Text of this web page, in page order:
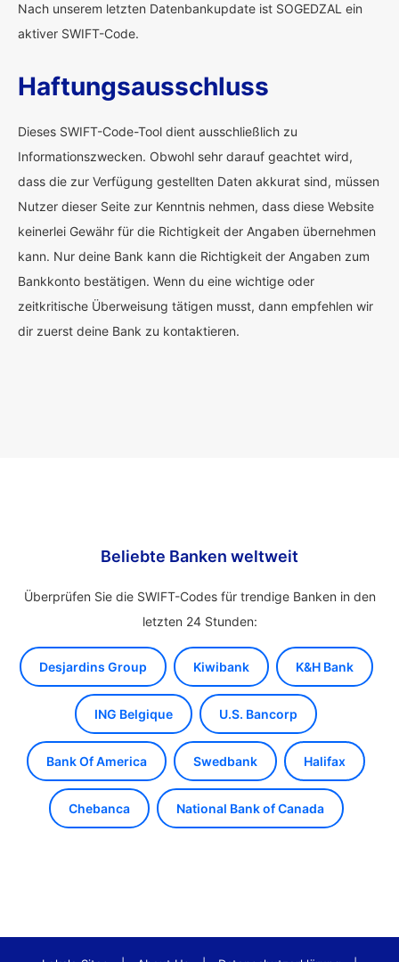
Nach unserem letzten Datenbankupdate ist SOGEDZAL ein
aktiver SWIFT-Code.
Haftungsausschluss
Dieses SWIFT-Code-Tool dient ausschließlich zu
Informationszwecken. Obwohl sehr darauf geachtet wird,
dass die zur Verfügung gestellten Daten akkurat sind, müssen
Nutzer dieser Seite zur Kenntnis nehmen, dass diese Website
keinerlei Gewähr für die Richtigkeit der Angaben übernehmen
kann. Nur deine Bank kann die Richtigkeit der Angaben zum
Bankkonto bestätigen. Wenn du eine wichtige oder
zeitkritische Überweisung tätigen musst, dann empfehlen wir
dir zuerst deine Bank zu kontaktieren.
Beliebte Banken weltweit
Überprüfen Sie die SWIFT-Codes für trendige Banken in den
letzten 24 Stunden:
Desjardins Group Kiwibank K&H Bank
ING Belgique U.S. Bancorp
Bank Of America Swedbank Halifax
Chebanca National Bank of Canada